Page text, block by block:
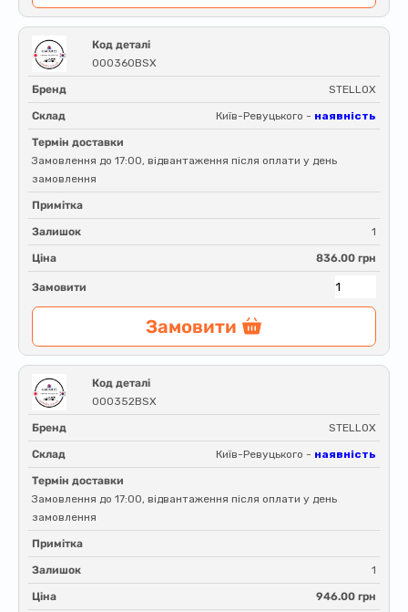
Код деталі
000360BSX
Бренд STELLOX
Склад Київ-Ревуцького - наявність
Термін доставки
Замовлення до 17:00, відвантаження після оплати у день
замовлення
Примітка
Залишок 1
Ціна 836.00 грн
Замовити
Замовити
Код деталі
000352BSX
Бренд STELLOX
Склад Київ-Ревуцького - наявність
Термін доставки
Замовлення до 17:00, відвантаження після оплати у день
замовлення
Примітка
Залишок 1
Ціна 946.00 грн